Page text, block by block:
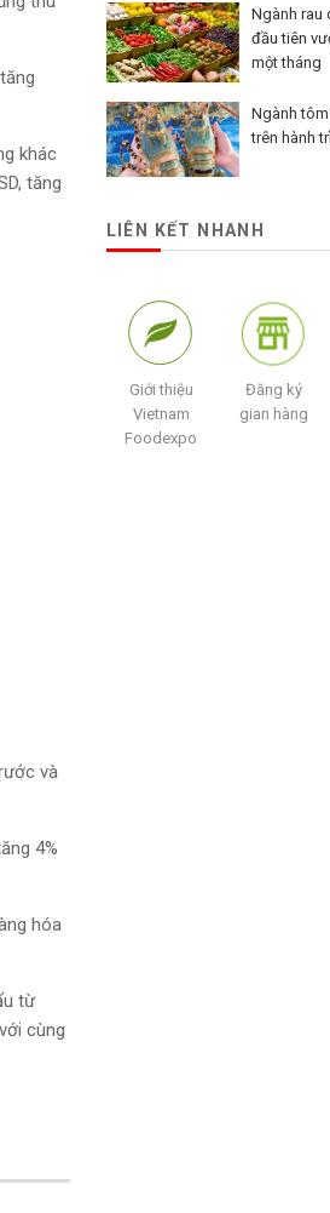
khác
tăng
và
4%
hóa
từ
cùng
Ngành rau
đầu tiên
một tháng
Ngành
trên hành
LIÊN KẾT NHANH
Giới thiệu
Vietnam
Foodexpo
Đăng ký
gian hàng